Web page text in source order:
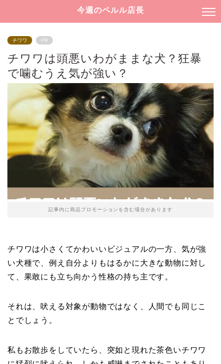
今週のペルル店長
チワワ PR
チワワは頭悪いわがままな犬？狂暴
で噛むうえ気が強い？
記事内に商品プロモーションを含む場合があります
チワワは小さくてかわいいビジュアルの一方、気が強
い犬種で、例え自分よりもはるかに大きな動物に対し
て、果敢にも立ち向かう性格の持ち主です。
それは、吠える対象が動物ではなく、人間でも同じこ
とでしょう。
私もお散歩をしていたら、突如と現れた茶色いチワワ